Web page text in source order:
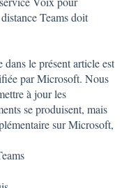
Teams doit
le présent article est
par Microsoft. Nous
à jour les
se produisent, mais
sur Microsoft,